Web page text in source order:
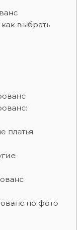
выбрать
платья
по фото